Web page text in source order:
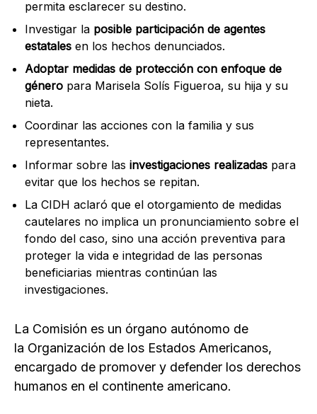
permita esclarecer su destino.
Investigar la posible participación de agentes
estatales en los hechos denunciados.
Adoptar medidas de protección con enfoque de
género para Marisela Solís Figueroa, su hija y su
nieta.
Coordinar las acciones con la familia y sus
representantes.
Informar sobre las investigaciones realizadas para
evitar que los hechos se repitan.
La CIDH aclaró que el otorgamiento de medidas
cautelares no implica un pronunciamiento sobre el
fondo del caso, sino una acción preventiva para
proteger la vida e integridad de las personas
beneficiarias mientras continúan las
investigaciones.
La Comisión es un órgano autónomo de
la Organización de los Estados Americanos,
encargado de promover y defender los derechos
humanos en el continente americano.